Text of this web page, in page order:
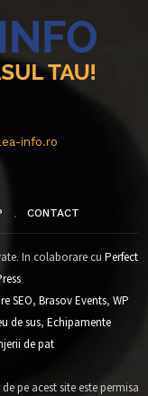
info.ro
CONTACT
In colaborare cu Perfect
SEO, Brasov Events, WP
de sus, Echipamente
de pat
pe acest site este permisa